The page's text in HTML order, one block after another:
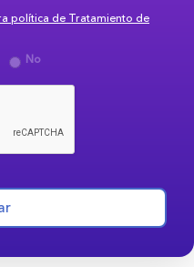
política de Tratamiento de
No